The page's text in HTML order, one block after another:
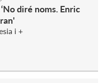
diré noms. Enric
i +